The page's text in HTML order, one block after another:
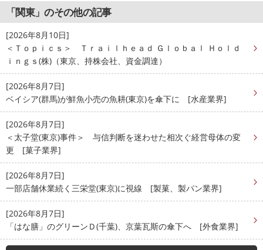
「関東」のその他の記事
[2026年8月10日]
＜Ｔｏｐｉｃｓ＞ Ｔｒａｉｌｈｅａｄ Ｇｌｏｂａｌ Ｈｏｌｄ
ｉｎｇｓ(株)（東京、持株会社、資金調達）
[2026年8月7日]
ベイシア(群馬)が鮮魚小売の魚耕(東京)を傘下に [水産業界]
[2026年8月7日]
＜太子堂(東京)事件＞ 与信判断を迷わせた相次ぐ経営母体の変
更 [菓子業界]
[2026年8月7日]
一部店舗休業続く三栄堂(東京)に視線 [製菓、製パン業界]
[2026年8月7日]
「はな膳」のグリーンＤ(千葉)、京葉瓦斯の傘下へ [外食業界]